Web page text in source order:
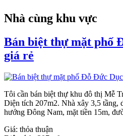
Nhà cùng khu vực
Bán biệt thự mặt phố
giá rẻ
Tôi cần bán biệt thự khu đô thị Mễ
Diện tích 207m2. Nhà xây 3,5 tầng,
hướng Đông Nam, mặt tiền 15m,
Giá: thỏa thuận